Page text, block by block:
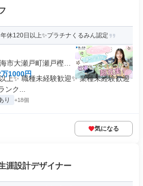
休120日以上✨プラチナくるみん認定
市大瀬戸町瀬戸樫浦
1000円
上✨ 職種未経験歓迎✨ 業種未経験歓迎
ンク...
り +18個
気になる
涯設計デザイナー